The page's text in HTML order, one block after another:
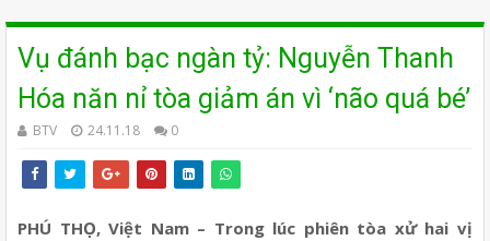
Vụ đánh bạc ngàn tỷ: Nguyễn Thanh
Hóa năn nỉ tòa giảm án vì ‘não quá bé’
BTV 24.11.18 0
PHÚ THỌ, Việt Nam – Trong lúc phiên tòa xử hai vị